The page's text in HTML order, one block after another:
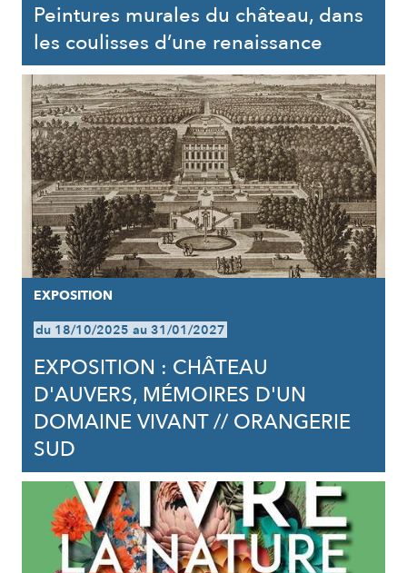
Peintures murales du château, dans
les coulisses d’une renaissance
EXPOSITION
du 18/10/2025 au 31/01/2027
EXPOSITION : CHÂTEAU
D'AUVERS, MÉMOIRES D'UN
DOMAINE VIVANT // ORANGERIE
SUD